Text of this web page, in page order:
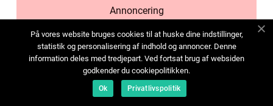
Annoncering
Cookies
Kontakt os
Sitemap
På vores website bruges cookies til at huske dine indstillinger,
statistik og personalisering af indhold og annoncer. Denne
information deles med tredjepart. Ved fortsat brug af websiden
godkender du cookiepolitikken.
Ok Privatlivspolitik